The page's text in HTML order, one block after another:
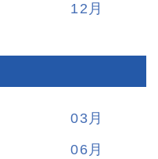
12
03
06